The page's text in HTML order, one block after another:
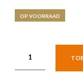
OP VOORRAAD